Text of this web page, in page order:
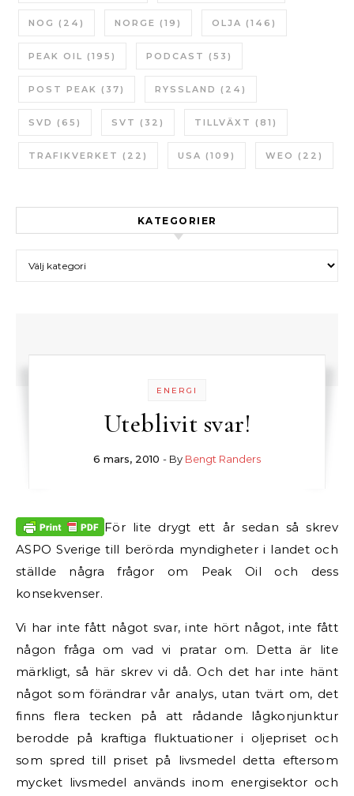
NOG (24) NORGE (19) OLJA (146)
PEAK OIL (195) PODCAST (53)
POST PEAK (37) RYSSLAND (24)
SVD (65) SVT (32) TILLVÄXT (81)
TRAFIKVERKET (22) USA (109) WEO (22)
KATEGORIER
ENERGI
Uteblivit svar!
6 mars, 2010 - By Bengt Randers
För lite drygt ett år sedan så skrev
ASPO Sverige till berörda myndigheter i landet och
ställde några frågor om Peak Oil och dess
konsekvenser.
Vi har inte fått något svar, inte hört något, inte fått
någon fråga om vad vi pratar om. Detta är lite
märkligt, så här skrev vi då. Och det har inte hänt
något som förändrar vår analys, utan tvärt om, det
finns flera tecken på att rådande lågkonjunktur
berodde på kraftiga fluktuationer i oljepriset och
som spred till priset på livsmedel detta eftersom
mycket livsmedel används inom energisektor och